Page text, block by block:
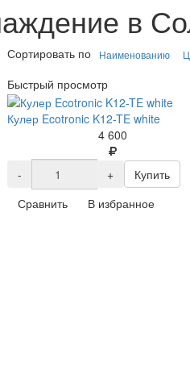
в
Сортировать по Наименованию
Быстрый просмотр
Кулер Ecotronic K12-TE white
4 600
- +
Купить
Сравнить
В избранное